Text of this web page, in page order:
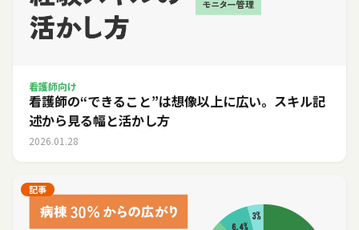
看護師向け
看護師の“できること”は想像以上に広い。スキル記
述から見る幅と活かし方
2026.01.28
記事